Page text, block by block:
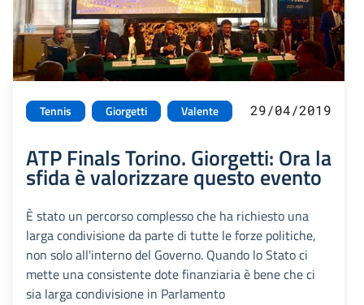
Tennis Giorgetti Valente 29/04/2019
ATP Finals Torino. Giorgetti: Ora la
sfida è valorizzare questo evento
È stato un percorso complesso che ha richiesto una
larga condivisione da parte di tutte le forze politiche,
non solo all'interno del Governo. Quando lo Stato ci
mette una consistente dote finanziaria è bene che ci
sia larga condivisione in Parlamento